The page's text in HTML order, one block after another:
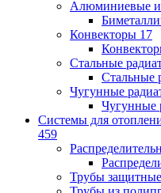
Алюминиевые и
Конвекторы 17
Стальные
Стальные
Чугунные
Чугунные
Системы для
459
Трубы